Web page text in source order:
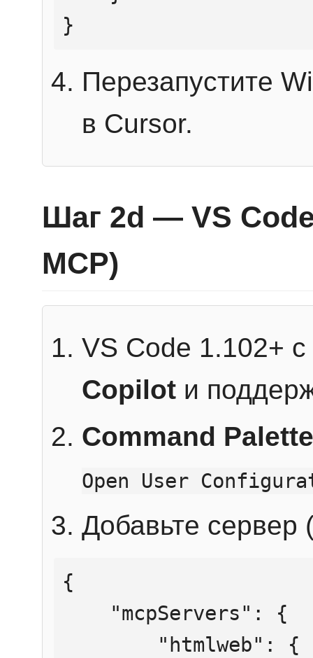
}
Перезапустите
в Cursor.
Шаг 2d — VS
MCP)
VS Code 1.102+
Copilot и
Command Palette
Open User
Добавьте сервер
{